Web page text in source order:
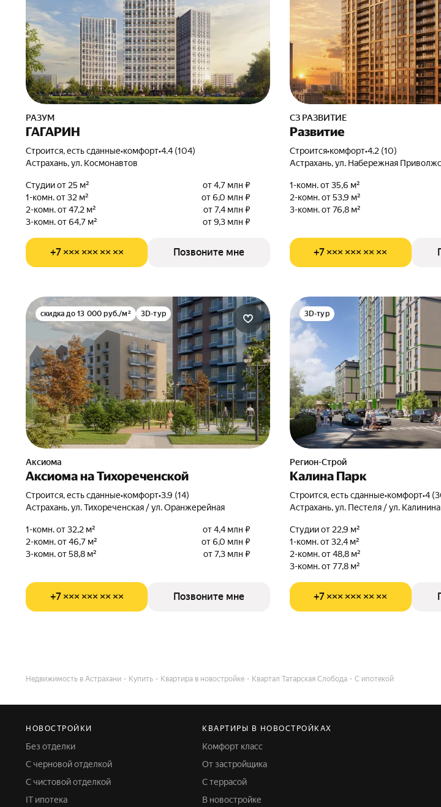
РАЗУМ
ГАГАРИН
Строится, есть сданные•комфорт•4.4 (104)
Астрахань, ул. Космонавтов
Студии от 25 м²
от 4,7 млн ₽
1-комн. от 32 м²
от 6,0 млн ₽
2-комн. от 47,2 м²
от 7,4 млн ₽
3-комн. от 64,7 м²
от 9,3 млн ₽
+7 ××× ××× ×× ×× Позвоните мне
СЗ РАЗВИТИЕ
Развитие
Строится•комфорт•4.2 (10)
Астрахань, ул. Набережная
1-комн. от 35,6 м²
2-комн. от 53,9 м²
3-комн. от 76,8 м²
+7 ××× ××× ×× ××
скидка до 13 000 руб./м² 3D-тур
Аксиома
Аксиома на Тихореченской
Строится, есть сданные•комфорт•3.9 (14)
Астрахань, ул. Тихореченская / ул. Оранжерейная
1-комн. от 32,2 м²
от 4,4 млн ₽
2-комн. от 46,7 м²
от 6,0 млн ₽
3-комн. от 58,8 м²
от 7,3 млн ₽
+7 ××× ××× ×× ×× Позвоните мне
3D-тур
Регион-Строй
Калина Парк
Строится, есть сданные•комфорт•4
Астрахань, ул. Пестеля / ул. Калинина
Студии от 22,9 м²
1-комн. от 32,4 м²
2-комн. от 48,8 м²
3-комн. от 77,8 м²
+7 ××× ××× ×× ××
Недвижимость в Астрахани Купить Квартира в новостройке Квартал Татарская Слобода С ипотекой
НОВОСТРОЙКИ
Без отделки
С черновой отделкой
С чистовой отделкой
IT ипотека
КВАРТИРЫ В НОВОСТРОЙКАХ
Комфорт класс
От застройщика
С террасой
В новостройке